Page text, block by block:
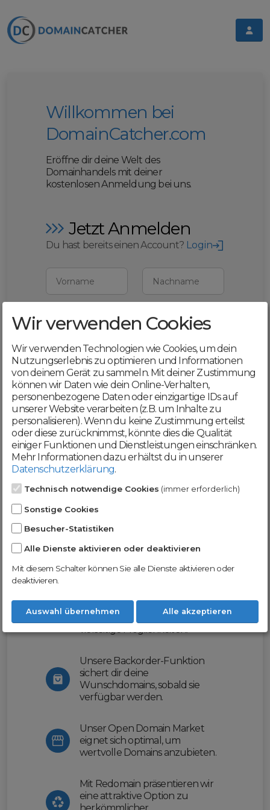
Willkommen bei
DomainCatcher.com
Eröffne dir deine Welt des
Domainhandels mit deiner
kostenlosen Anmeldung bei uns.
Jetzt Anmelden
Du hast bereits einen Account? Login
Vorname Nachname
E-Mail
Mit deiner Registrierung bestätigst du,
dass du dieAGBund
Datenschutzerklärung akzeptierst
Weiter
Werde jetzt Teil der
DomainCatcher-
Community!
Nutze unsere Erfahrung und profitiere
erleichtern wir dir den
Domainhandel und bieten dir
vielseitige Möglichkeiten.
Unsere Backorder-Funktion
sichert dir deine
Wunschdomains, sobald sie
verfügbar werden.
Unser Open Domain Market
eignet sich optimal, um
wertvolle Domains anzubieten.
Mit Redomain präsentieren wir
eine attraktive Option zu
Wir verwenden Cookies
Wir verwenden Technologien wie Cookies, um dein
Nutzungserlebnis zu optimieren und Informationen
von deinem Gerät zu sammeln. Mit deiner Zustimmung
können wir Daten wie dein Online-Verhalten,
personenbezogene Daten oder einzigartige IDs auf
unserer Website verarbeiten (z.B. um Inhalte zu
personalisieren). Wenn du keine Zustimmung erteilst
oder diese zurücknimmst, könnte dies die Qualität
einiger Funktionen und Dienstleistungen einschränken.
Mehr Informationen dazu erhältst du in unserer
Datenschutzerklärung.
Technisch notwendige Cookies (immer erforderlich)
Sonstige Cookies
Besucher-Statistiken
Alle Dienste aktivieren oder deaktivieren
Mit diesem Schalter können Sie alle Dienste aktivieren oder
deaktivieren.
Auswahl übernehmen Alle akzeptieren